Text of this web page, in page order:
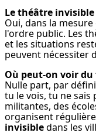
Le théâtre invisible
Oui, dans la
l'ordre public. Les
et les situations
peuvent nécessiter
Où peut-on voir
Nulle part, par
tu le vois, tu ne sais
militantes, des
organisent
invisible dans les